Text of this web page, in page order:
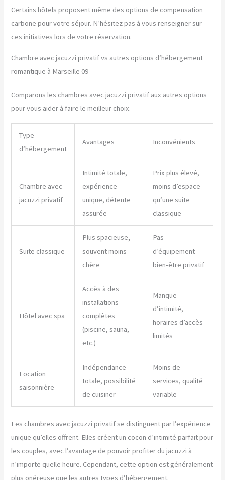
Certains hôtels proposent même des options de compensation
carbone pour votre séjour. N’hésitez pas à vous renseigner sur
ces initiatives lors de votre réservation.
Chambre avec jacuzzi privatif vs autres options d’hébergement
romantique à Marseille 09
Comparons les chambres avec jacuzzi privatif aux autres options
pour vous aider à faire le meilleur choix.
Type
d’hébergement
Avantages Inconvénients
Chambre avec
jacuzzi privatif
Intimité totale,
expérience
unique, détente
assurée
Prix plus élevé,
moins d’espace
qu’une suite
classique
Suite classique
Plus spacieuse,
souvent moins
chère
Pas
d’équipement
bien-être privatif
Hôtel avec spa
Accès à des
installations
complètes
(piscine, sauna,
etc.)
Manque
d’intimité,
horaires d’accès
limités
Location
saisonnière
Indépendance
totale, possibilité
de cuisiner
Moins de
services, qualité
variable
Les chambres avec jacuzzi privatif se distinguent par l’expérience
unique qu’elles offrent. Elles créent un cocon d’intimité parfait pour
les couples, avec l’avantage de pouvoir profiter du jacuzzi à
n’importe quelle heure. Cependant, cette option est généralement